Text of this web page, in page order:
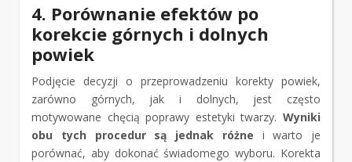
4. Porównanie efektów po
korekcie górnych i dolnych
powiek
Podjęcie decyzji o przeprowadzeniu korekty powiek,
zarówno górnych, jak i dolnych, jest często
motywowane chęcią poprawy estetyki twarzy. Wyniki
obu tych procedur są jednak różne i warto je
porównać, aby dokonać świadomego wyboru. Korekta